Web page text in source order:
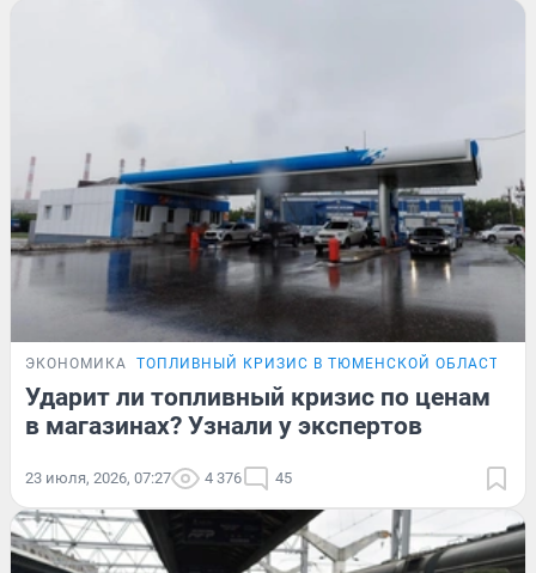
ЭКОНОМИКА ТОПЛИВНЫЙ КРИЗИС В ТЮМЕНСКОЙ ОБЛАСТИ
Ударит ли топливный кризис по ценам
в магазинах? Узнали у экспертов
23 июля, 2026, 07:27 4 376 45